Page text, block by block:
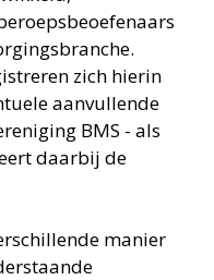
zich hierin
aanvullende
BMS - als
daarbij de
manier